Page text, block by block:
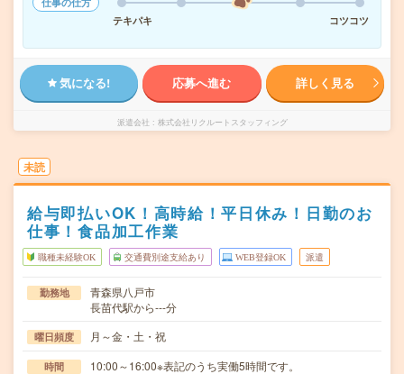
テキパキ
コツコツ
気になる! 応募へ進む 詳しく見る
派遣会社 株式会社リクルートスタッフィング
未読
給与即払いOK！高時給！平日休み！日勤のお
仕事！食品加工作業
職種未経験OK 交通費別途支給あり WEB登録OK 派遣
勤務地
青森県八戸市
長苗代駅から---分
曜日頻度 月～金・土・祝
時間 10:00～16:00※表記のうち実働5時間です。